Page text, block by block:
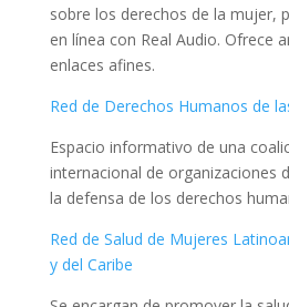
sobre los derechos de la mujer,
en línea con Real Audio. Ofrece
enlaces afines.
Red de Derechos Humanos de
Espacio informativo de una
internacional de organizaciones
la defensa de los derechos
Red de Salud de Mujeres
y del Caribe